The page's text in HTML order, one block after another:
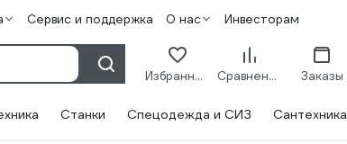
Сервис и поддержка О нас Инвесторам
Избранное Сравнение Заказы
Станки Спецодежда и СИЗ Сантехника